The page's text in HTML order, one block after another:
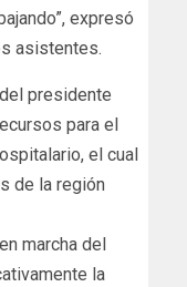
expresó
asistentes.
presidente
para el
el cual
de la región
marcha del
la